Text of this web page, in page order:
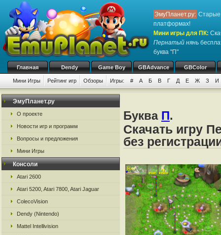
ЭмуПланет.ру: Старые
платформах!
Мини игры для ПК:
Пернатый нянь
буква "П"
Главная Dendy Game Boy GBAdvance GBColor
Мини Игры Рейтинг игр Обзоры Игры: # А Б В Г Д Е Ж З И
ЭмуПланет.ру
О проекте
Новости игр и программ
Вопросы и предложения
Мини Игры
Консоли
Atari 2600
Atari 5200, Atari 7800, Atari Jaguar
ColecoVision
Dendy (Nintendo)
Mattel Intellivision
Буква П.
Скачать игру
без